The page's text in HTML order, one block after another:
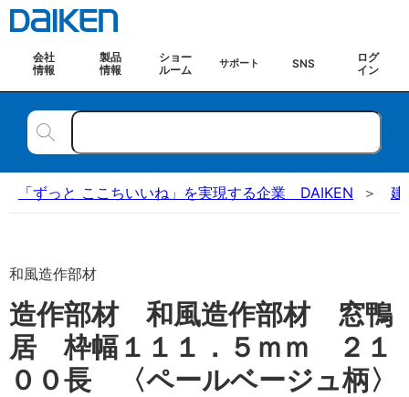
会社
情報
製品
情報
ショー
ルーム
サポート SNS
ログ
イン
「ずっと ここちいいね」を実現する企業 DAIKEN 建
和風造作部材
造作部材 和風造作部材 窓鴨
居 枠幅１１１．５ｍｍ ２１
００長 〈ペールベージュ柄〉